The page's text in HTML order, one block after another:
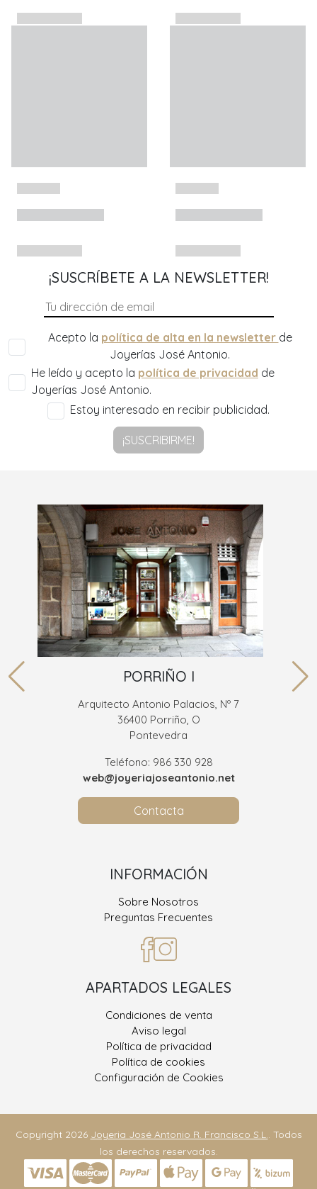
¡SUSCRÍBETE A LA NEWSLETTER!
Acepto la política de alta en la newsletter de
Joyerías José Antonio.
He leído y acepto la política de privacidad de
Joyerías José Antonio.
Estoy interesado en recibir publicidad.
¡SUSCRIBIRME!
PORRIÑO I
Arquitecto Antonio Palacios, Nº 7
36400 Porriño, O
Pontevedra
Teléfono: 986 330 928
web@joyeriajoseantonio.net
Contacta
INFORMACIÓN
Sobre Nosotros
Preguntas Frecuentes
APARTADOS LEGALES
Condiciones de venta
Aviso legal
Política de privacidad
Política de cookies
Configuración de Cookies
Copyright 2026 Joyeria José Antonio R. Francisco S.L.. Todos
los derechos reservados.